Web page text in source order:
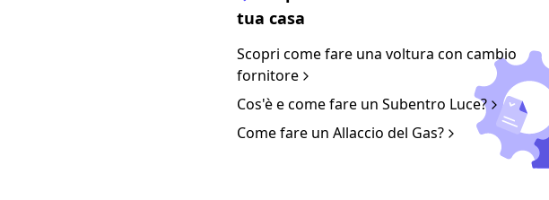
tua casa
Scopri come fare una voltura con cambio
fornitore
Cos'è e come fare un Subentro Luce?
Come fare un Allaccio del Gas?